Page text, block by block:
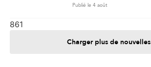
Publié le 4 août
861
Charger plus de nouvelles